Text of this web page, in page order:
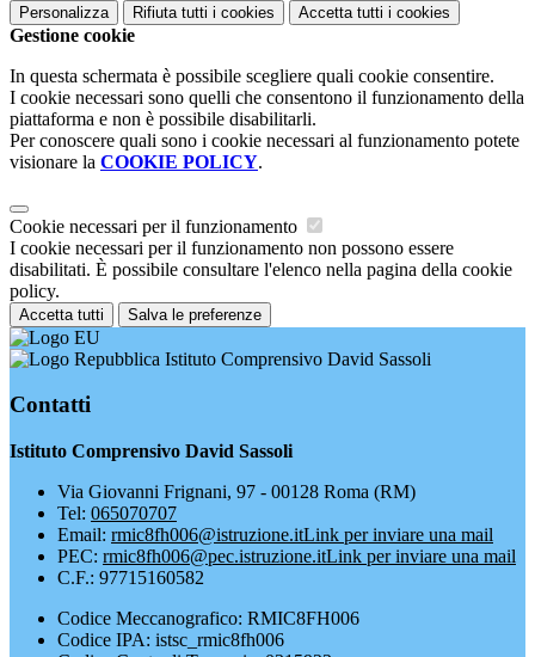
Personalizza Rifiuta tutti i cookies Accetta tutti i cookies
Gestione cookie
In questa schermata è possibile scegliere quali cookie consentire.
I cookie necessari sono quelli che consentono il funzionamento della
piattaforma e non è possibile disabilitarli.
Per conoscere quali sono i cookie necessari al funzionamento potete
visionare la COOKIE POLICY.
Cookie necessari per il funzionamento
I cookie necessari per il funzionamento non possono essere
disabilitati. È possibile consultare l'elenco nella pagina della cookie
policy.
Accetta tutti Salva le preferenze
Istituto Comprensivo David Sassoli
Contatti
Istituto Comprensivo David Sassoli
Via Giovanni Frignani, 97 - 00128 Roma (RM)
Tel: 065070707
Email: rmic8fh006@istruzione.itLink per inviare una mail
PEC: rmic8fh006@pec.istruzione.itLink per inviare una mail
C.F.: 97715160582
Codice Meccanografico: RMIC8FH006
Codice IPA: istsc_rmic8fh006